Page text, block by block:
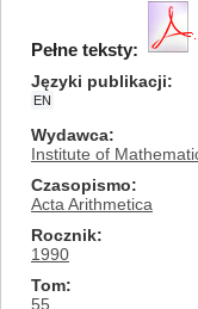
Pełne teksty:
Języki publikacji
EN
Wydawca
Institute of
Czasopismo
Acta Arithmetica
Rocznik
1990
Tom
55